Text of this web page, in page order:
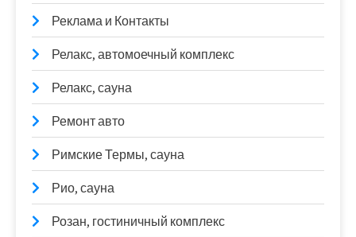
Реклама и Контакты
Релакс, автомоечный комплекс
Релакс, сауна
Ремонт авто
Римские Термы, сауна
Рио, сауна
Розан, гостиничный комплекс